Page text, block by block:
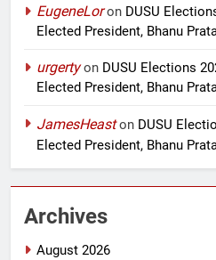
EugeneLoron DUSU
Elected President, Bhanu
urgertyon DUSU Elections
Elected President, Bhanu
JamesHeaston DUSU
Elected President, Bhanu
Archives
August 2026